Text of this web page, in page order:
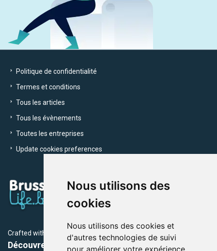
Nous utilisons des
cookies
Nous utilisons des cookies et
d'autres technologies de suivi
pour améliorer votre expérience
Politique de confidentialité
Termes et conditions
Tous les articles
Tous les évènements
Toutes les entreprises
Update cookies preferences
Crafted with by Brusselslife Team
Découvrez plus de 12 000 adresses et événements